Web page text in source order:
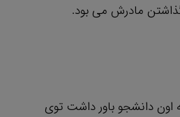
گذاشتن مادرش می بود.
اون دانشجو باور داشت توی